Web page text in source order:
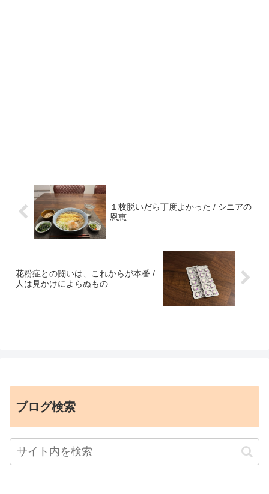
１枚脱いだら丁度よかった / シニアの
恩恵
花粉症との闘いは、これからが本番 /
人は見かけによらぬもの
ブログ検索